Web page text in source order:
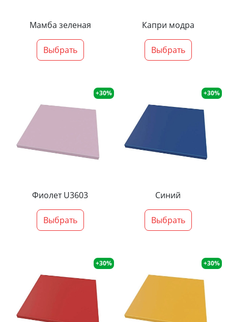
Мамба зеленая
Выбрать
Капри модра
Выбрать
+30%
Фиолет U3603
Выбрать
+30%
Синий
Выбрать
+30% +30%